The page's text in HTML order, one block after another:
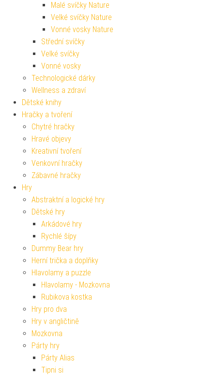
Malé svíčky Nature
Velké svíčky Nature
Vonné vosky Nature
Střední svíčky
Velké svíčky
Vonné vosky
Technologické dárky
Wellness a zdraví
Dětské knihy
Hračky a tvoření
Chytré hračky
Hravé objevy
Kreativní tvoření
Venkovní hračky
Zábavné hračky
Hry
Abstraktní a logické hry
Dětské hry
Arkádové hry
Rychlé šípy
Dummy Bear hry
Herní trička a doplňky
Hlavolamy a puzzle
Hlavolamy - Mozkovna
Rubikova kostka
Hry pro dva
Hry v angličtině
Mozkovna
Párty hry
Párty Alias
Tipni si